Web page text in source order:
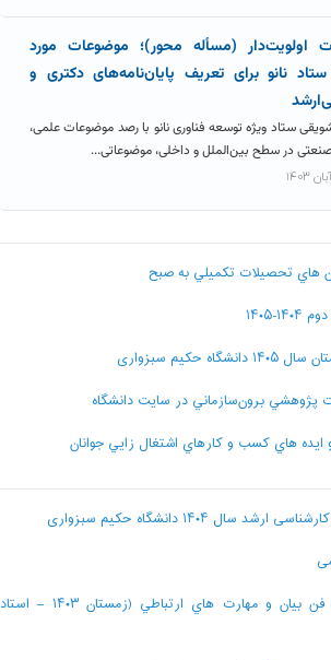
اولویت‌دار (مسأله محور)؛ موضوعات مورد
نانو برای تعریف پایان‌نامه‌های دکتری و
ستاد ویژه توسعه فناوری نانو با رصد موضوعات علمی،
صنعتی در سطح بین‌الملل و داخلی، موضوعاتی...
هاي تحصيلات تکميلي به صبح
حکیم سبزواری
پژوهشي برون‌سازماني در سايت دانشگاه
هاي کسب و کارهاي اشتغال زايي جوانان
۱۴۰۴ دانشگاه حکیم سبزواری
برگزاري کارگاه آموزشي فن بيان و مهارت هاي ارتباطي (زمستان ۱۴۰۳ – استاد